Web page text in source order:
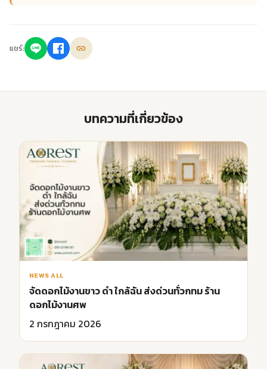
แชร์:
บทความที่เกี่ยวข้อง
NEWS ALL
จัดดอกไม้งานขาว ดํา ใกล้ฉัน ส่งด่วนทั่วกทม ร้าน
ดอกไม้งานศพ
2 กรกฎาคม 2026